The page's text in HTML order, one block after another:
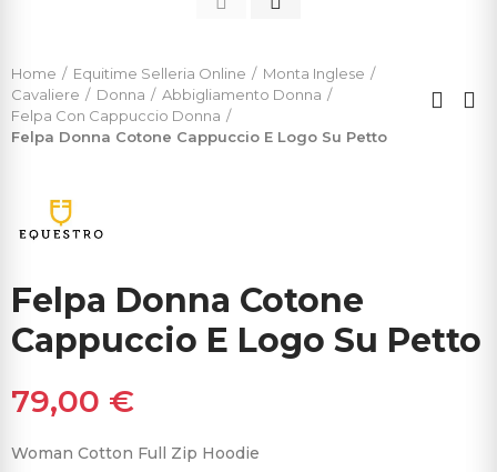
Home Equitime Selleria Online
Monta Inglese
Cavaliere
Donna
Abbigliamento Donna
Felpa Con Cappuccio Donna
Felpa Donna Cotone Cappuccio E Logo Su Petto
Felpa Donna Cotone
Cappuccio E Logo Su Petto
79,00 €
Woman Cotton Full Zip Hoodie